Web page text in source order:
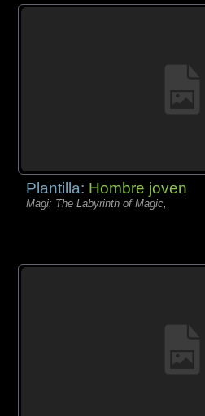
Plantilla: Hombre joven
Magi: The Labyrinth of Magic,